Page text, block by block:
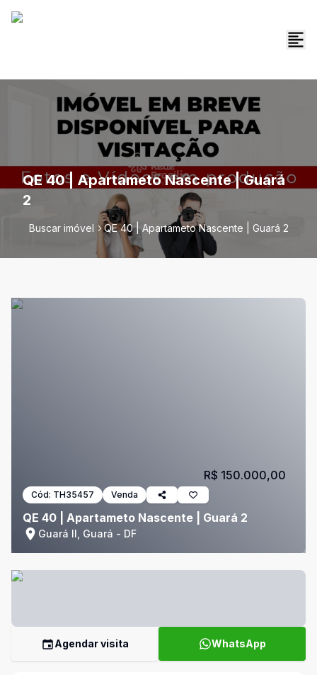
QE 40 | Apartameto Nascente | Guará
2
Buscar imóvel QE 40 | Apartameto Nascente | Guará 2
Cód: TH35457 Venda
QE 40 | Apartameto Nascente | Guará 2
Guará II, Guará - DF
R$ 150.000,00
Agendar visita WhatsApp